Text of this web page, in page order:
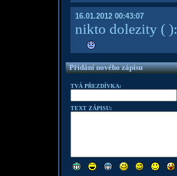
16.01.2012 00:43:07
nikto dolezity( ):
Přidání nového zápisu
TVÁ PŘEZDÍVKA:
TEXT ZÁPISU: